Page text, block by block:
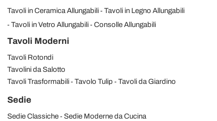
Tavoli in Ceramica Allungabili
Tavoli in Legno Allungabili
Tavoli in Vetro Allungabili
Consolle Allungabili
Tavoli Moderni
Tavoli Rotondi
Tavolini da Salotto
Tavoli Trasformabili
Tavolo Tulip Tavoli da Giardino
Sedie
Sedie Classiche
Sedie Moderne da Cucina